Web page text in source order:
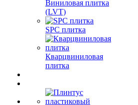
Виниловая плитка
(LVT)
SPC плитка
Кварцвиниловая
плитка